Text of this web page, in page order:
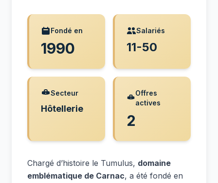
Fondé en
1990
Salariés
11-50
Secteur
Hôtellerie
Offres
actives
2
Chargé d’histoire le Tumulus, domaine
emblématique de Carnac, a été fondé en